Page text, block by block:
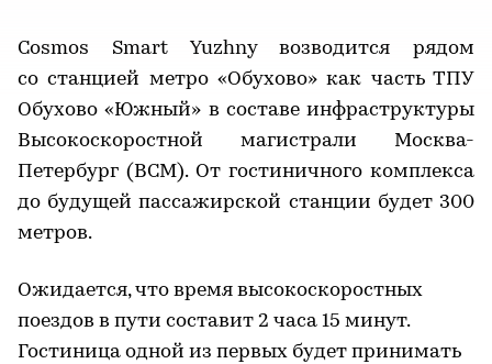
Cosmos Smart Yuzhny возводится рядом
со станцией метро «Обухово» как часть ТПУ
Обухово «Южный» в составе инфраструктуры
Высокоскоростной магистрали Москва-
Петербург (ВСМ). От гостиничного комплекса
до будущей пассажирской станции будет 300
метров.
Ожидается, что время высокоскоростных
поездов в пути составит 2 часа 15 минут.
Гостиница одной из первых будет принимать